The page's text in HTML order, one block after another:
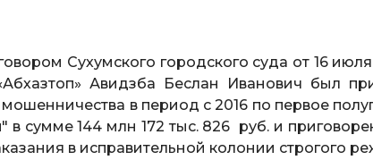
Сухумского городского суда от 16
Авидзба Беслан Иванович был
в период с 2016 по первое
в сумме 144 млн 172 тыс. 826 руб. и
в исправительной колонии строгого